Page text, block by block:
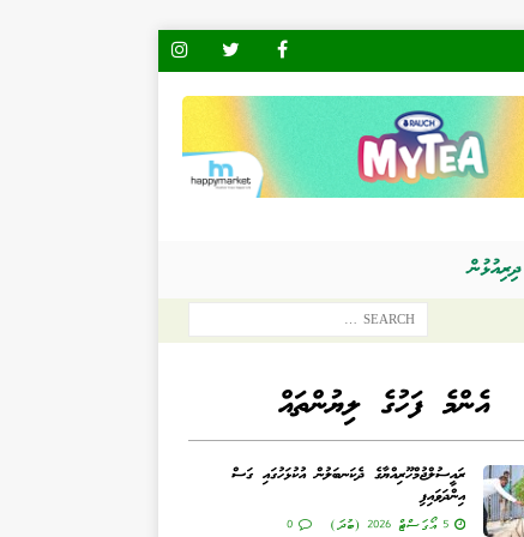
ދިރިއުޅުން
އެންމެ ފަހުގެ ލިޔުންތައް
ރައީސުލްޖުމްހޫރިއްޔާގެ ދެކަނބަލުން އުކުޅަހުގައި ގަސް
އިންދަވައިފި
5 އޯގަސްޓް 2026 (ބުދަ) 0